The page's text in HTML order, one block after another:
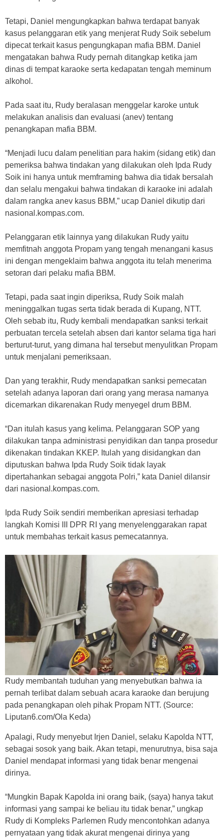
Tetapi, Daniel mengungkapkan bahwa terdapat banyak
kasus pelanggaran etik yang menjerat Rudy Soik sebelum
dipecat terkait kasus pengungkapan mafia BBM. Daniel
mengatakan bahwa Rudy pernah ditangkap ketika jam
dinas di tempat karaoke serta kedapatan tengah meminum
alkohol.
Pada saat itu, Rudy beralasan menggelar karoke untuk
melakukan analisis dan evaluasi (anev) tentang
penangkapan mafia BBM.
“Menjadi lucu dalam penelitian para hakim (sidang etik) dan
pemeriksa bahwa tindakan yang dilakukan oleh Ipda Rudy
Soik ini hanya untuk memframing bahwa dia tidak bersalah
dan selalu mengakui bahwa tindakan di karaoke ini adalah
dalam rangka anev kasus BBM,” ucap Daniel dikutip dari
nasional.kompas.com.
Pelanggaran etik lainnya yang dilakukan Rudy yaitu
memfitnah anggota Propam yang tengah menangani kasus
ini dengan mengeklaim bahwa anggota itu telah menerima
setoran dari pelaku mafia BBM.
Tetapi, pada saat ingin diperiksa, Rudy Soik malah
meninggalkan tugas serta tidak berada di Kupang, NTT.
Oleh sebab itu, Rudy kembali mendapatkan sanksi terkait
perbuatan tercela setelah absen dari kantor selama tiga hari
berturut-turut, yang dimana hal tersebut menyulitkan Propam
untuk menjalani pemeriksaan.
Dan yang terakhir, Rudy mendapatkan sanksi pemecatan
setelah adanya laporan dari orang yang merasa namanya
dicemarkan dikarenakan Rudy menyegel drum BBM.
“Dan itulah kasus yang kelima. Pelanggaran SOP yang
dilakukan tanpa administrasi penyidikan dan tanpa prosedur
dikenakan tindakan KKEP. Itulah yang disidangkan dan
diputuskan bahwa Ipda Rudy Soik tidak layak
dipertahankan sebagai anggota Polri,” kata Daniel dilansir
dari nasional.kompas.com.
Ipda Rudy Soik sendiri memberikan apresiasi terhadap
langkah Komisi III DPR RI yang menyelenggarakan rapat
untuk membahas terkait kasus pemecatannya.
Rudy membantah tuduhan yang menyebutkan bahwa ia
pernah terlibat dalam sebuah acara karaoke dan berujung
pada penangkapan oleh pihak Propam NTT. (Source:
Liputan6.com/Ola Keda)
Apalagi, Rudy menyebut Irjen Daniel, selaku Kapolda NTT,
sebagai sosok yang baik. Akan tetapi, menurutnya, bisa saja
Daniel mendapat informasi yang tidak benar mengenai
dirinya.
“Mungkin Bapak Kapolda ini orang baik, (saya) hanya takut
informasi yang sampai ke beliau itu tidak benar,” ungkap
Rudy di Kompleks Parlemen Rudy mencontohkan adanya
pernyataan yang tidak akurat mengenai dirinya yang